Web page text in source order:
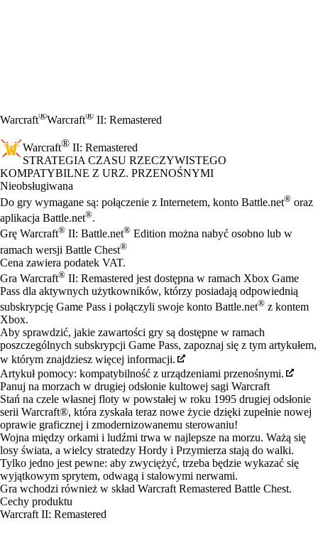
Warcraft®Warcraft® II: Remastered
Warcraft® II: Remastered
STRATEGIA CZASU RZECZYWISTEGO
Cena
Available actions
KOMPATYBILNE Z URZ. PRZENOŚNYMI
Nieobsługiwana
Do gry wymagane są: połączenie z Internetem, konto Battle.net® oraz
aplikacja Battle.net®.
Grę Warcraft® II: Battle.net® Edition można nabyć osobno lub w
ramach wersji Battle Chest®
Cena zawiera podatek VAT.
Gra Warcraft® II: Remastered jest dostępna w ramach Xbox Game
Pass dla aktywnych użytkowników, którzy posiadają odpowiednią
subskrypcję Game Pass i połączyli swoje konto Battle.net® z kontem
Xbox.
Aby sprawdzić, jakie zawartości gry są dostępne w ramach
poszczególnych subskrypcji Game Pass, zapoznaj się z tym artykułem,
w którym znajdziesz więcej informacji.
Artykuł pomocy: kompatybilność z urządzeniami przenośnymi.
Panuj na morzach w drugiej odsłonie kultowej sagi Warcraft
Stań na czele własnej floty w powstałej w roku 1995 drugiej odsłonie
serii Warcraft®, która zyskała teraz nowe życie dzięki zupełnie nowej
oprawie graficznej i zmodernizowanemu sterowaniu!
Wojna między orkami i ludźmi trwa w najlepsze na morzu. Ważą się
losy świata, a wielcy stratedzy Hordy i Przymierza stają do walki.
Tylko jedno jest pewne: aby zwyciężyć, trzeba będzie wykazać się
wyjątkowym sprytem, odwagą i stalowymi nerwami.
Gra wchodzi również w skład Warcraft Remastered Battle Chest.
Cechy produktu
Warcraft II: Remastered